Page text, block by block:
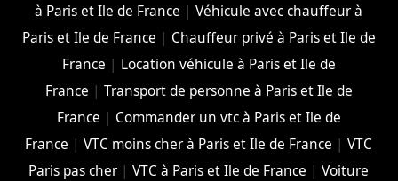
à Paris et Ile de France |Véhicule avec chauffeur à
Paris et Ile de France | Chauffeur privé à Paris et Ile de
France | Location véhicule à Paris et Ile de
France | Transport de personne à Paris et Ile de
France | Commander un vtc à Paris et Ile de
France |VTC moins cher à Paris et Ile de France |VTC
Paris pas cher |VTC à Paris et Ile de France |Voiture